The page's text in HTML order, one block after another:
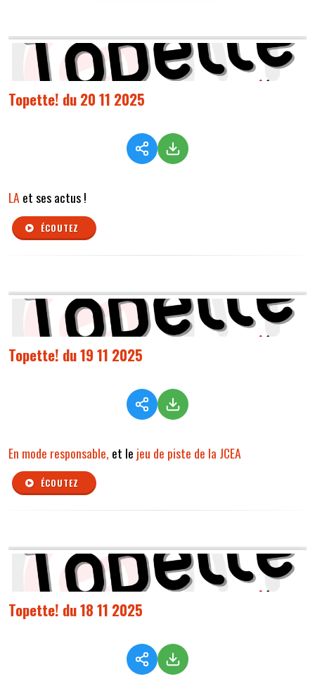
Topette! du 20 11 2025
LA et ses actus !
ÉCOUTEZ
Topette! du 19 11 2025
En mode responsable, et le jeu de piste de la JCEA
ÉCOUTEZ
Topette! du 18 11 2025